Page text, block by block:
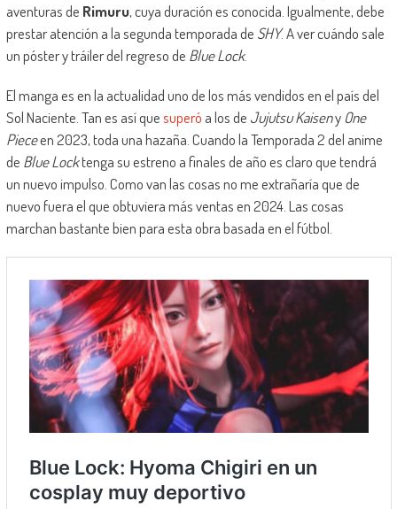
aventuras de Rimuru, cuya duración es conocida. Igualmente, debe
prestar atención a la segunda temporada de SHY. A ver cuándo sale
un póster y tráiler del regreso de Blue Lock.
El manga es en la actualidad uno de los más vendidos en el país del
Sol Naciente. Tan es así quesuperó a los de Jujutsu Kaiseny One
Pieceen 2023, toda una hazaña. Cuando la Temporada 2 del anime
de Blue Locktenga su estreno a finales de año es claro que tendrá
un nuevo impulso. Como van las cosas no me extrañaría que de
nuevo fuera el que obtuviera más ventas en 2024. Las cosas
marchan bastante bien para esta obra basada en el fútbol.